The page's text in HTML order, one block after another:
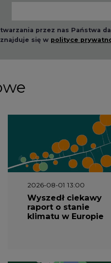
przez nas Państwa
się w polityce
2026-08-01 13:00
Wyszedł ciekawy
raport o stanie
klimatu w Europie